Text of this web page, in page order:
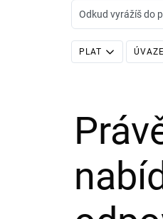
Odkud vyrážíš do
PLAT